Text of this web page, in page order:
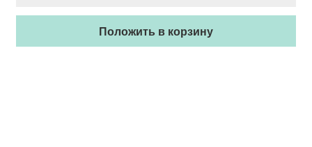
Положить в корзину